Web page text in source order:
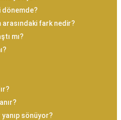
dönemde?
arasındaki fark nedir?
mı?
yanıp sönüyor?